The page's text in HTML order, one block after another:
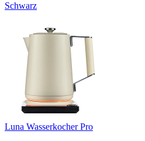
Schwarz
Luna Wasserkocher Pro